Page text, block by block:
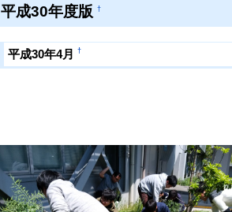
平成30年度版 †
平成30年4月 †